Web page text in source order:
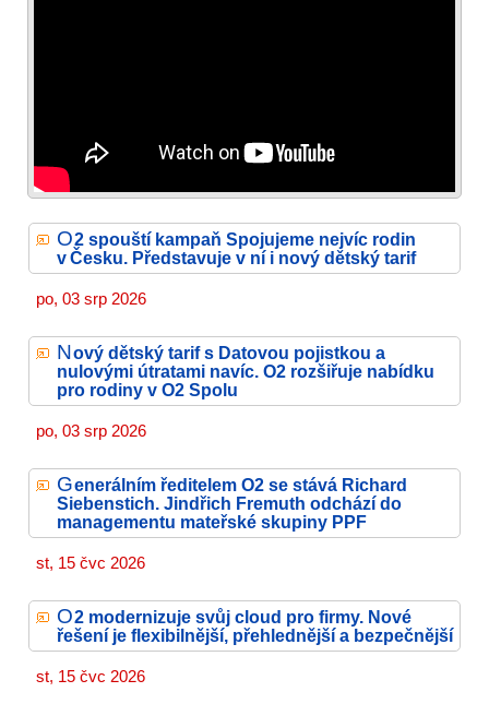
O2 spouští kampaň Spojujeme nejvíc rodin
v Česku. Představuje v ní i nový dětský tarif
po, 03 srp 2026
Nový dětský tarif s Datovou pojistkou a
nulovými útratami navíc. O2 rozšiřuje nabídku
pro rodiny v O2 Spolu
po, 03 srp 2026
Generálním ředitelem O2 se stává Richard
Siebenstich. Jindřich Fremuth odchází do
managementu mateřské skupiny PPF
st, 15 čvc 2026
O2 modernizuje svůj cloud pro firmy. Nové
řešení je flexibilnější, přehlednější a bezpečnější
st, 15 čvc 2026